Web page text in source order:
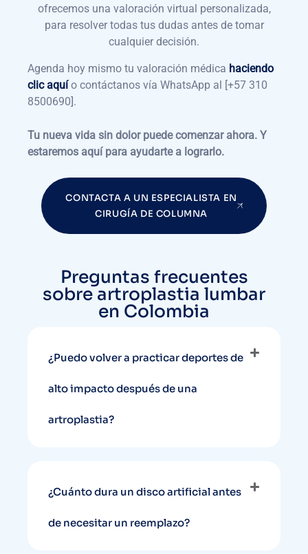
ofrecemos una valoración virtual personalizada,
para resolver todas tus dudas antes de tomar
cualquier decisión.
Agenda hoy mismo tu valoración médica haciendo
clic aquío contáctanos vía WhatsApp al [+57 310
8500690].
Tu nueva vida sin dolor puede comenzar ahora. Y
estaremos aquí para ayudarte a lograrlo.
CONTACTA A UN ESPECIALISTA EN
CIRUGÍA DE COLUMNA
Preguntas frecuentes
sobre artroplastia lumbar
en Colombia
¿Puedo volver a practicar deportes de
alto impacto después de una
artroplastia?
¿Cuánto dura un disco artificial antes
de necesitar un reemplazo?